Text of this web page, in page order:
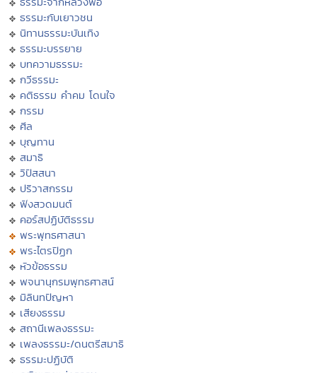
ธรรมะกับเยาวชน
นิทานธรรมะบันเทิง
ธรรมะบรรยาย
บทความธรรมะ
กวีธรรมะ
คติธรรม คำคม โดนใจ
กรรม
ศีล
บุญทาน
สมาธิ
วิปัสสนา
ปริวาสกรรม
ฟังสวดมนต์
คอร์สปฏิบัติธรรม
พระพุทธศาสนา
พระไตรปิฏก
หัวข้อธรรม
พจนานุกรมพุทธศาสน์
มิลินทปัญหา
เสียงธรรม
สถานีเพลงธรรมะ
เพลงธรรมะ/ดนตรีสมาธิ
ธรรมะปฏิบัติ